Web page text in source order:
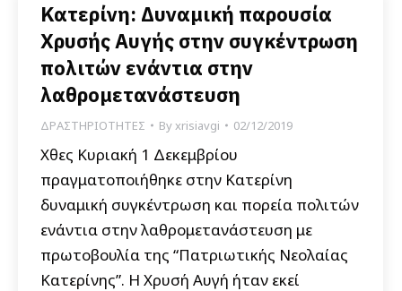
Κατερίνη: Δυναμική παρουσία
Χρυσής Αυγής στην συγκέντρωση
πολιτών ενάντια στην
λαθρομετανάστευση
ΔΡΑΣΤΗΡΙΟΤΗΤΕΣ Byxrisiavgi 02/12/2019
Χθες Κυριακή 1 Δεκεμβρίου
πραγματοποιήθηκε στην Κατερίνη
δυναμική συγκέντρωση και πορεία πολιτών
ενάντια στην λαθρομετανάστευση με
πρωτοβουλία της “Πατριωτικής Νεολαίας
Κατερίνης”. Η Χρυσή Αυγή ήταν εκεί